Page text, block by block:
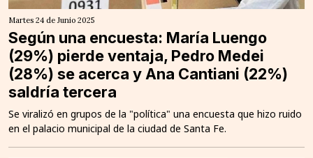
Martes 24 de Junio 2025
Según una encuesta: María Luengo
(29%) pierde ventaja, Pedro Medei
(28%) se acerca y Ana Cantiani (22%)
saldría tercera
Se viralizó en grupos de la "política" una encuesta que hizo ruido
en el palacio municipal de la ciudad de Santa Fe.